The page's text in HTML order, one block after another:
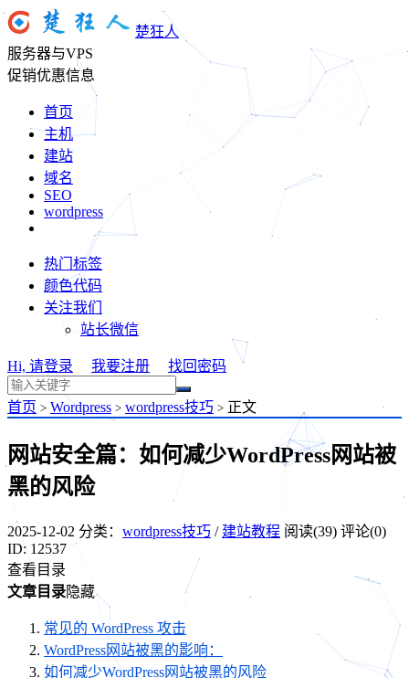
楚狂人
服务器与VPS
促销优惠信息
首页
主机
建站
域名
SEO
wordpress
热门标签
颜色代码
关注我们
站长微信
Hi, 请登录 我要注册 找回密码
首页 > Wordpress > wordpress技巧 > 正文
网站安全篇：如何减少WordPress网站被
黑的风险
2025-12-02 分类： wordpress技巧 / 建站教程 阅读(39) 评论(0)
ID: 12537
查看目录
文章目录隐藏
常见的 WordPress 攻击
WordPress网站被黑的影响：
如何减少WordPress网站被黑的风险